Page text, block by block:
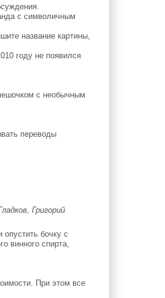
с символичным
название картины,
году не появился
с необычным
переводы
Григорий
бочку с
винного спирта,
При этом все